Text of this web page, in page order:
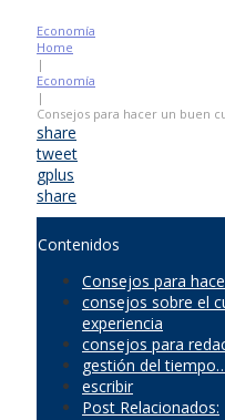
Economía
Home
|
Economía
|
Consejos para hacer un buen
share
tweet
gplus
share
Contenidos
Consejos para
consejos sobre el
experiencia
consejos para
gestión del
escribir
Post Relacionados: